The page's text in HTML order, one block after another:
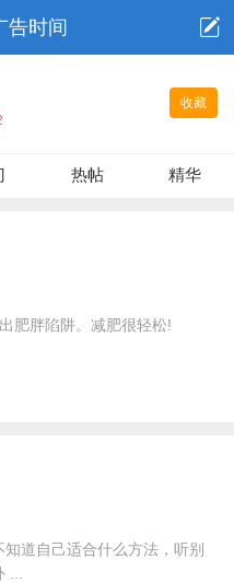
告时间
收藏
热帖 精华
肥胖陷阱。减肥很轻松!
道自己适合什么方法，听别